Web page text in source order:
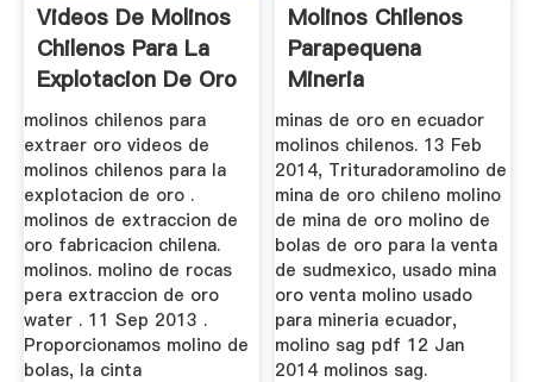
Videos De Molinos
Chilenos Para La
Explotacion De Oro
molinos chilenos para
extraer oro videos de
molinos chilenos para la
explotacion de oro .
molinos de extraccion de
oro fabricacion chilena.
molinos. molino de rocas
pera extraccion de oro
water . 11 Sep 2013 .
Proporcionamos molino de
bolas, la cinta
Molinos Chilenos
Parapequena
Mineria
minas de oro en ecuador
molinos chilenos. 13 Feb
2014, Trituradoramolino de
mina de oro chileno molino
de mina de oro molino de
bolas de oro para la venta
de sudmexico, usado mina
oro venta molino usado
para mineria ecuador,
molino sag pdf 12 Jan
2014 molinos sag.